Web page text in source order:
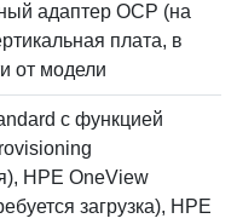
адаптер OCP (на
плата, в
от модели
с функцией
HPE OneView
загрузка), HPE